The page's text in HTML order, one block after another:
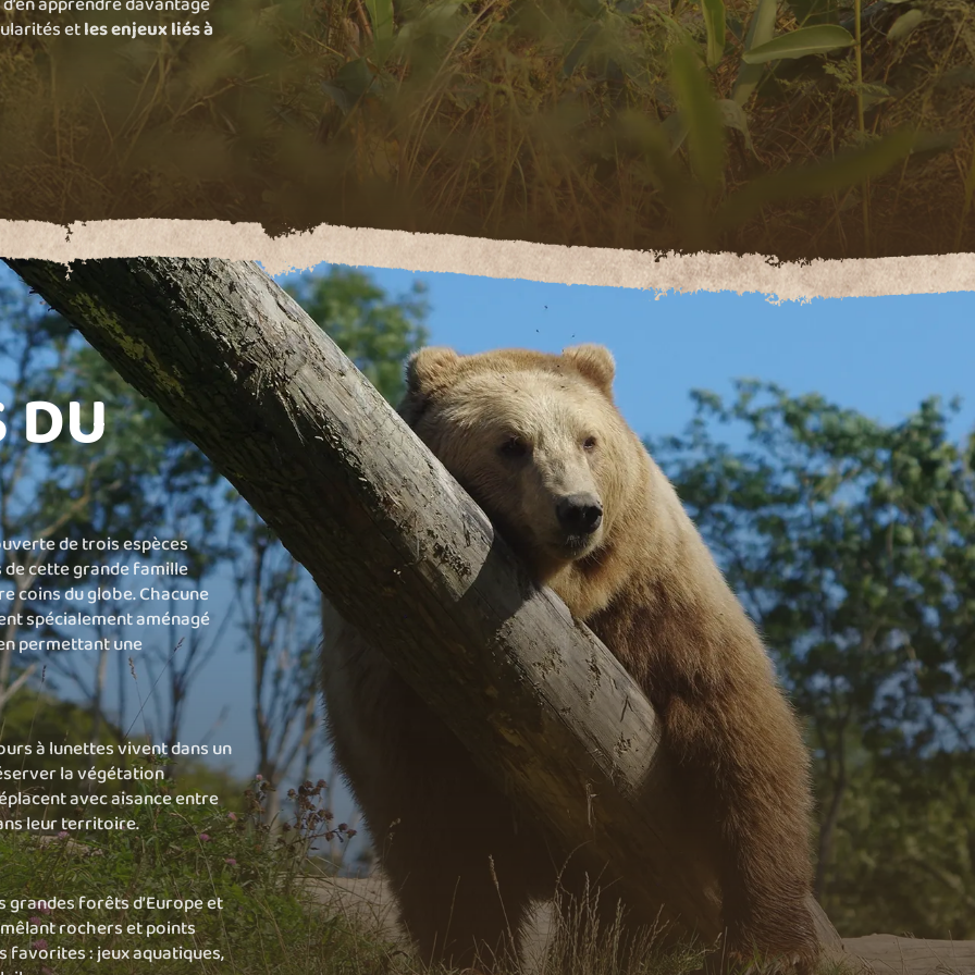
etles enjeux liés à
DU
de trois espèces
cette grande famille
coins du globe. Chacune
spécialement aménagé
permettant une
à lunettes vivent dans un
la végétation
avec aisance entre
leur territoire.
forêts d’Europe et
mêlant rochers et points
favorites : jeux aquatiques,